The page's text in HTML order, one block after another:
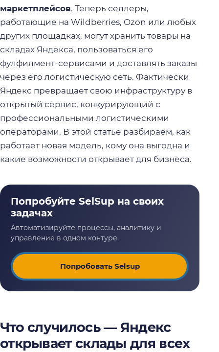
маркетплейсов. Теперь селлеры,
работающие на Wildberries, Ozon или любых
других площадках, могут хранить товары на
складах Яндекса, пользоваться его
фулфилмент-сервисами и доставлять заказы
через его логистическую сеть. Фактически
Яндекс превращает свою инфраструктуру в
открытый сервис, конкурирующий с
профессиональными логистическими
операторами. В этой статье разбираем, как
работает новая модель, кому она выгодна и
какие возможности открывает для бизнеса.
Попробовать Selsup
Что случилось — Яндекс
открывает склады для всех